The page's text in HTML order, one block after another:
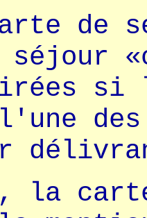
de
si
carte